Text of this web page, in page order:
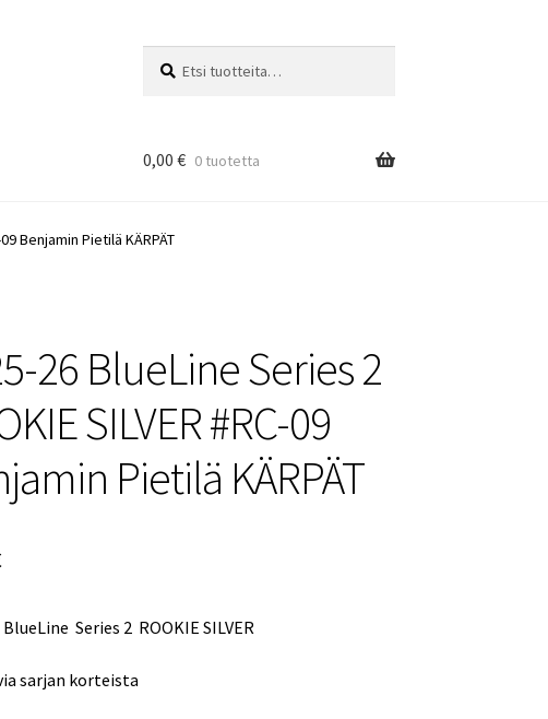
0,00 € 0 tuotetta
Benjamin Pietilä KÄRPÄT
26 BlueLine Series 2
SILVER #RC-09
Pietilä KÄRPÄT
Series 2 ROOKIE SILVER
sarjan korteista